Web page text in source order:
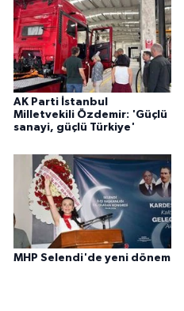
AK Parti İstanbul
Milletvekili Özdemir: 'Güçlü
sanayi, güçlü Türkiye'
MHP Selendi'de yeni dönem